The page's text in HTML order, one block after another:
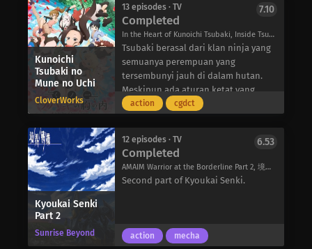
ada dua orang yang dapat
diandalkan oleh Zheng: Bi, seorang
jenderal yang memimpin 30.000 anak
buah; dan Xin, pemimpin pasukan Fei
Xin.
masing-masing, pasangan ini harus
tetap waspada jika mereka ingin
merahasiakan cinta mereka dari
memperdalam persahabatan yang
sudah terjalin, hubungan Komi dan
Tadano mulai berubah-meski belum
tentu menjadi lebih buruk.
nama untuk dirinya sendiri, seorang
pejuang manusia muda bernama
Alvin berniat untuk memulai karirnya
dengan menyelesaikan permintaan
level rendah untuk guild.
Dalam perjalanannya, Alvin dihadang
oleh seekor beruang ajaib dan
segera mendapati dirinya dalam
penyembuh peri gelap bernama
Karla mendekat dan bertanya apakah
Alvin membutuhkan bantuan – yang
tampaknya tidak menyadari situasi
tidak masuk akal, Alvin berhasil
Kunoichi
Tsubaki no
Mune no Uchi
CloverWorks
13 episodes · TV
Completed
In the Heart of Kunoichi Tsubaki, Inside Tsubaki Kunoichi's Heart, くノ一ツバキの胸の内
7.10
Tsubaki berasal dari klan ninja yang
semuanya perempuan yang
tersembunyi jauh di dalam hutan.
Meskipun ada aturan ketat yang
memandu para kunoichi dalam
muda ini adalah: jangan pernah
berinteraksi dengan pria, karena
mereka terlalu berbahaya untuk
dipercaya.
dia tangani. Namun, meskipun
merupakan peserta pelatihan yang
action cgdct
Kyoukai Senki
Part 2
Sunrise Beyond
12 episodes · TV
Completed
AMAIM Warrior at the Borderline Part 2, 境界戦機
6.53
Second part of Kyoukai Senki.
action mecha